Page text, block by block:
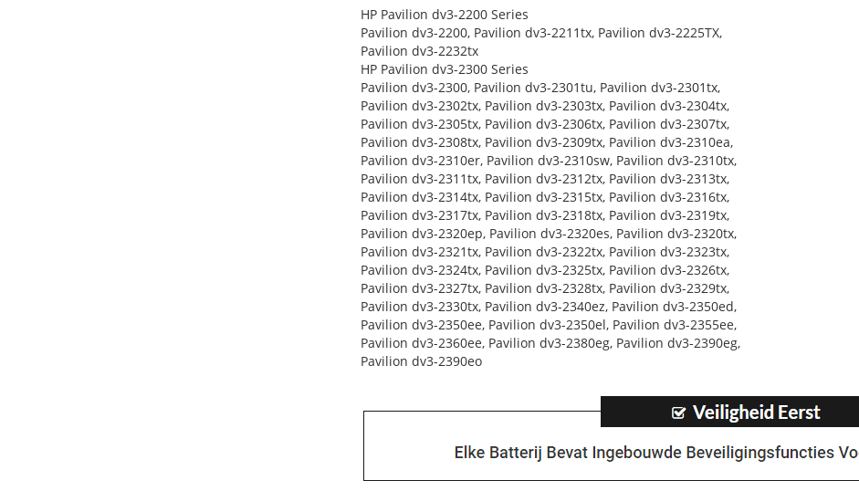
HP Pavilion dv3-2200 Series
Pavilion dv3-2200, Pavilion dv3-2211tx, Pavilion dv3-2225TX,
Pavilion dv3-2232tx
HP Pavilion dv3-2300 Series
Pavilion dv3-2300, Pavilion dv3-2301tu, Pavilion dv3-2301tx,
Pavilion dv3-2302tx, Pavilion dv3-2303tx, Pavilion dv3-2304tx,
Pavilion dv3-2305tx, Pavilion dv3-2306tx, Pavilion dv3-2307tx,
Pavilion dv3-2308tx, Pavilion dv3-2309tx, Pavilion dv3-2310ea,
Pavilion dv3-2310er, Pavilion dv3-2310sw, Pavilion dv3-2310tx,
Pavilion dv3-2311tx, Pavilion dv3-2312tx, Pavilion dv3-2313tx,
Pavilion dv3-2314tx, Pavilion dv3-2315tx, Pavilion dv3-2316tx,
Pavilion dv3-2317tx, Pavilion dv3-2318tx, Pavilion dv3-2319tx,
Pavilion dv3-2320ep, Pavilion dv3-2320es, Pavilion dv3-2320tx,
Pavilion dv3-2321tx, Pavilion dv3-2322tx, Pavilion dv3-2323tx,
Pavilion dv3-2324tx, Pavilion dv3-2325tx, Pavilion dv3-2326tx,
Pavilion dv3-2327tx, Pavilion dv3-2328tx, Pavilion dv3-2329tx,
Pavilion dv3-2330tx, Pavilion dv3-2340ez, Pavilion dv3-2350ed,
Pavilion dv3-2350ee, Pavilion dv3-2350el, Pavilion dv3-2355ee,
Pavilion dv3-2360ee, Pavilion dv3-2380eg, Pavilion dv3-2390eg,
Pavilion dv3-2390eo